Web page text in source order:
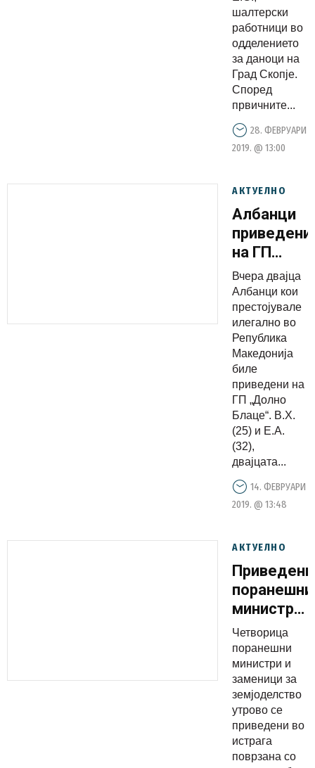
шалтерски
работници во
одделението
за даноци на
Град Скопје.
Според
првичните...
28. ФЕВРУАРИ
2019. @ 13:00
АКТУЕЛНО
Албанци
приведени
на ГП
„Блаце“,
нелегално
во
Вчера двајца
Албанци кои
престојувале
илегално во
Република
Македонија
биле
приведени на
ГП „Долно
Блаце“. В.Х.
(25) и Е.А.
(32),
двајцата...
14. ФЕВРУАРИ
2019. @ 13:48
АКТУЕЛНО
Приведени
поранешни
министри
за
Четворица
поранешни
министри и
заменици за
земјоделство
утрово се
приведени во
истрага
поврзана со